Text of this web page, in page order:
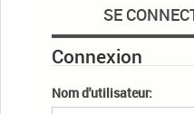
SE
Connexion
Nom d'utilisateur: